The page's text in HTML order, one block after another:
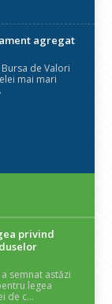
agregat
de Valori
mai mari
privind
semnat astăzi
legea
de c...